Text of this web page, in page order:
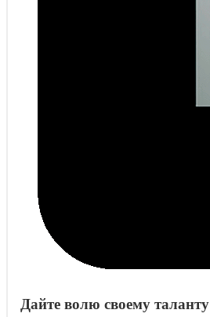
Дайте волю своему таланту